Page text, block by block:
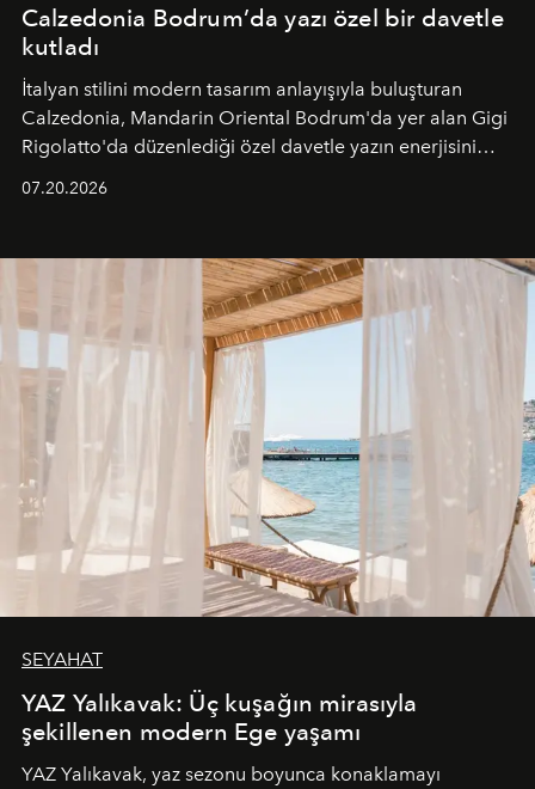
Calzedonia Bodrum’da yazı özel bir davetle
kutladı
İtalyan stilini modern tasarım anlayışıyla buluşturan
Calzedonia, Mandarin Oriental Bodrum'da yer alan Gigi
Rigolatto'da düzenlediği özel davetle yazın enerjisini
07.20.2026
SEYAHAT
YAZ Yalıkavak: Üç kuşağın mirasıyla
şekillenen modern Ege yaşamı
YAZ Yalıkavak, yaz sezonu boyunca konaklamayı